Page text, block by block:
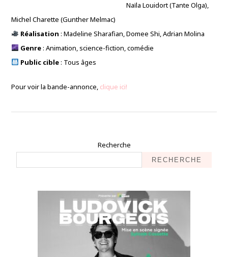
Naïla Louidort (Tante Olga),
Michel Charette (Gunther Melmac)
Réalisation : Madeline Sharafian, Domee Shi, Adrian Molina
Genre: Animation, science-fiction, comédie
Public cible: Tous âges
Pour voir la bande-annonce, clique ici!
Recherche
RECHERCHE